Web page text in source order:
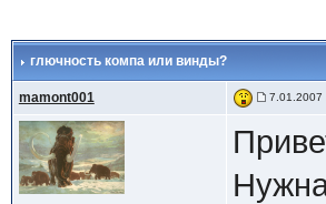
глючность компа или винды?
mamont001 7.01.2007